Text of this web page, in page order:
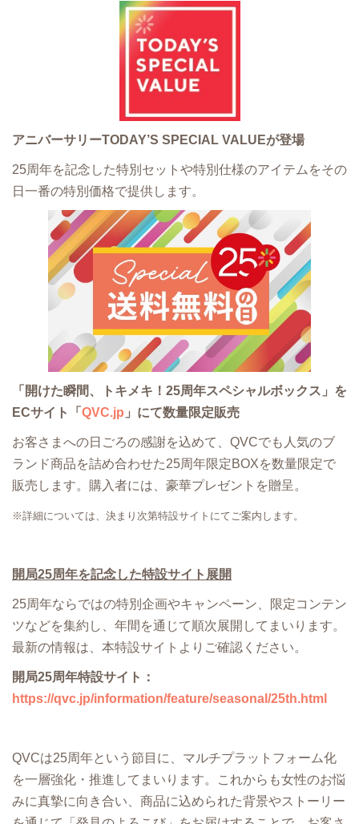
アニバーサリーTODAY’S SPECIAL VALUEが登場
25周年を記念した特別セットや特別仕様のアイテムをその
日一番の特別価格で提供します。
「開けた瞬間、トキメキ！25周年スペシャルボックス」を
ECサイト「 QVC.jp 」にて数量限定販売
お客さまへの日ごろの感謝を込めて、QVCでも人気のブ
ランド商品を詰め合わせた25周年限定BOXを数量限定で
販売します。購入者には、豪華プレゼントを贈呈。
※詳細については、決まり次第特設サイトにてご案内します。
開局25周年を記念した特設サイト展開
25周年ならではの特別企画やキャンペーン、限定コンテン
ツなどを集約し、年間を通じて順次展開してまいります。
最新の情報は、本特設サイトよりご確認ください。
開局25周年特設サイト：
https://qvc.jp/information/feature/seasonal/25th.html
QVCは25周年という節目に、マルチプラットフォーム化
を一層強化・推進してまいります。これからも女性のお悩
みに真摯に向き合い、商品に込められた背景やストーリー